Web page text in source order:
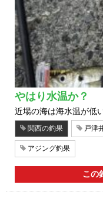
やはり水温か？
近場の海は海水温が低
関西の釣果 戸津
アジング釣果
この